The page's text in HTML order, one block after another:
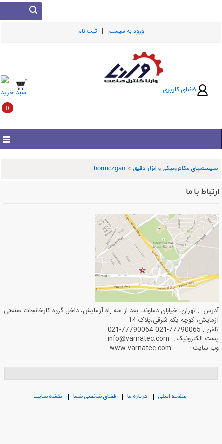
ورود به سيستم| ثبت نام
فضای کاربری سبد خرید
0
سیستمهای مکاترونیکی و ابزار دقیق>
hormozgan
ارتباط با ما
آدرس : تهران، خیابان دماوند، بعد از سه راه آزمایش، داخل گروه کارخانجات صنعتی
آزمایش، کوچه یکم شرقی،پلاک 14
تلفن : 77790065-021 77790064-021
پست الکترونیک : info@varnatec.com
وب سایت : www.varnatec.com
صفحه اصلی| درباره ما| فضای شخصی شما| نقشه سایت